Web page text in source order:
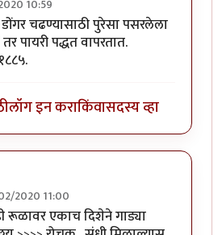
10:59
चढण्यासाठी पुरेसा पसरलेला
पायरी पद्धत वापरतात.
लॉग इन कराकिंवासदस्य व्हा
2020 11:00
रूळावर एकाच दिशेने गाड्या